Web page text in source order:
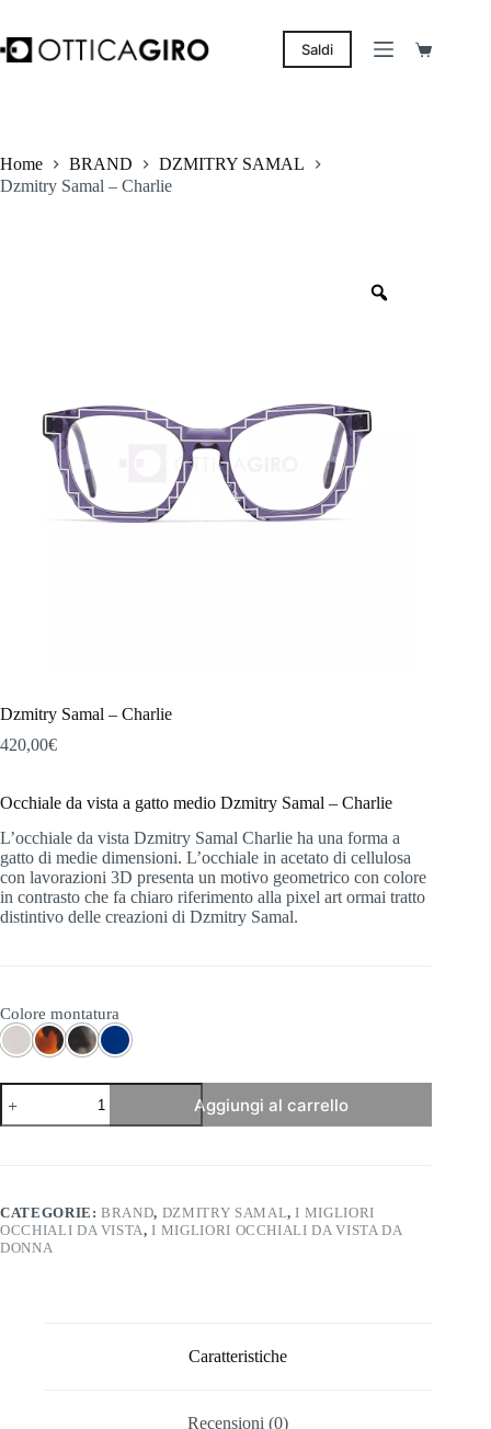
contenuto
Saldi Carrello
Home BRAND
DZMITRY SAMAL
Dzmitry Samal – Charlie
Dzmitry Samal – Charlie
420,00€
Occhiale da vista a gatto medio Dzmitry Samal – Charlie
L’occhiale da vista Dzmitry Samal Charlie ha una forma a
gatto di medie dimensioni. L’occhiale in acetato di cellulosa
con lavorazioni 3D presenta un motivo geometrico con colore
in contrasto che fa chiaro riferimento alla pixel art ormai tratto
distintivo delle creazioni di Dzmitry Samal.
Colore montatura
Dzmitry
Samal
-
Aggiungi al carrello
CATEGORIE:BRAND, DZMITRY SAMAL,I MIGLIORI
OCCHIALI DA VISTA,I MIGLIORI OCCHIALI DA VISTA DA
DONNA
Caratteristiche
Recensioni (0)